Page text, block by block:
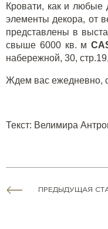
Кровати, как и любые
элементы декора, от
представлены в
свыше 6000 кв. м
набережной, 30,
Ждем вас ежедневно,
Текст: Велимира
ПРЕДЫДУЩАЯ